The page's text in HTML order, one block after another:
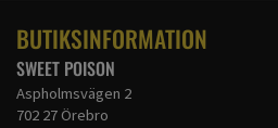
BUTIKSINFORMATION
SWEET POISON
Aspholmsvägen 2
702 27 Örebro